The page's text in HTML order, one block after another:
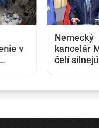
Nemecký
kancelár Merz
čelí silnejúcej
kritike pre
neschopnosť.